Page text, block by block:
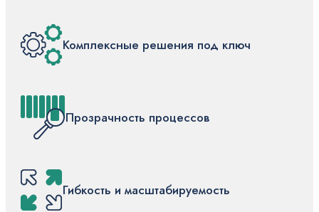
Комплексные решения под ключ
Прозрачность процессов
Гибкость и масштабируемость